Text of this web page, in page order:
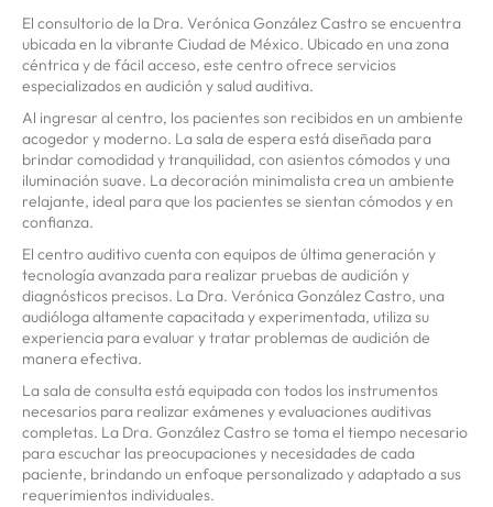
El consultorio de la Dra. Verónica González Castro se encuentra
ubicada en la vibrante Ciudad de México. Ubicado en una zona
céntrica y de fácil acceso, este centro ofrece servicios
especializados en audición y salud auditiva.
Al ingresar al centro, los pacientes son recibidos en un ambiente
acogedor y moderno. La sala de espera está diseñada para
brindar comodidad y tranquilidad, con asientos cómodos y una
iluminación suave. La decoración minimalista crea un ambiente
relajante, ideal para que los pacientes se sientan cómodos y en
confianza.
El centro auditivo cuenta con equipos de última generación y
tecnología avanzada para realizar pruebas de audición y
diagnósticos precisos. La Dra. Verónica González Castro, una
audióloga altamente capacitada y experimentada, utiliza su
experiencia para evaluar y tratar problemas de audición de
manera efectiva.
La sala de consulta está equipada con todos los instrumentos
necesarios para realizar exámenes y evaluaciones auditivas
completas. La Dra. González Castro se toma el tiempo necesario
para escuchar las preocupaciones y necesidades de cada
paciente, brindando un enfoque personalizado y adaptado a sus
requerimientos individuales.